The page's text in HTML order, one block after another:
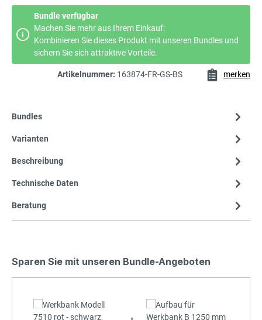
Bundle verfügbar
Machen Sie mehr aus Ihrem Einkauf:
Kombinieren Sie dieses Produkt mit unseren Bundles und
sichern Sie sich attraktive Vorteile.
Artikelnummer: 163874-FR-GS-BS merken
Bundles
Varianten
Beschreibung
Technische Daten
Beratung
Sparen Sie mit unseren Bundle-Angeboten